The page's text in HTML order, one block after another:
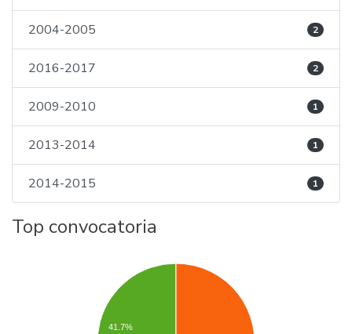
2004-2005 2
2016-2017 2
2009-2010 1
2013-2014 1
2014-2015 1
Top convocatoria
41.7%